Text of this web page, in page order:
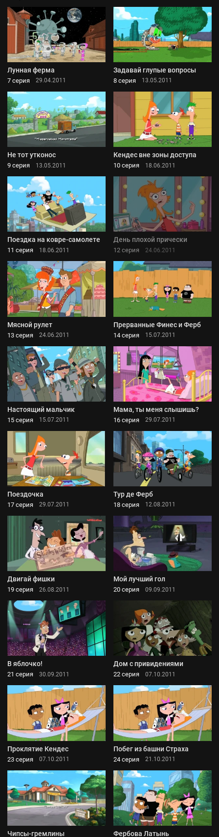
Лунная ферма
7 серия 29.04.2011
Задавай глупые вопросы
8 серия 13.05.2011
Не тот утконос
9 серия 13.05.2011
Кендес вне зоны доступа
10 серия 18.06.2011
Поездка на ковре-самолете
11 серия 18.06.2011
День плохой прически
12 серия 24.06.2011
Мясной рулет
13 серия 24.06.2011
Прерванные Финес и Ферб
14 серия 15.07.2011
Настоящий мальчик
15 серия 15.07.2011
Мама, ты меня слышишь?
16 серия 29.07.2011
Поездочка
17 серия 29.07.2011
Тур де Ферб
18 серия 12.08.2011
Двигай фишки
19 серия 26.08.2011
Мой лучший гол
20 серия 09.09.2011
В яблочко!
21 серия 30.09.2011
Дом с привидениями
22 серия 07.10.2011
Проклятие Кендес
23 серия 07.10.2011
Побег из башни Страха
24 серия 21.10.2011
Чипсы-гремлины Фербова Латынь